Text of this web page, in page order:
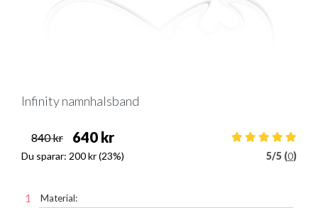
Infinity namnhalsband
840 kr 640 kr
Du sparar: 200 kr(23%) 5/5 (0)
Material: